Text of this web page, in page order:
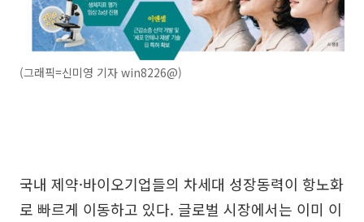
(그래픽=신미영 기자 win8226@)
국내 제약·바이오기업들의 차세대 성장동력이 항노화
로 빠르게 이동하고 있다. 글로벌 시장에서는 이미 이